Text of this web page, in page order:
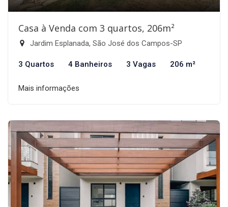
Casa à Venda com 3 quartos, 206m²
Jardim Esplanada, São José dos Campos-SP
3 Quartos 4 Banheiros 3 Vagas 206 m²
Mais informações